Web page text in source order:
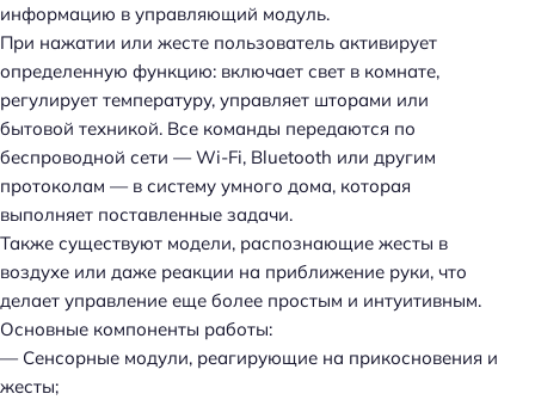
информацию в управляющий модуль.
При нажатии или жесте пользователь активирует
определенную функцию: включает свет в комнате,
регулирует температуру, управляет шторами или
бытовой техникой. Все команды передаются по
беспроводной сети — Wi-Fi, Bluetooth или другим
протоколам — в систему умного дома, которая
выполняет поставленные задачи.
Также существуют модели, распознающие жесты в
воздухе или даже реакции на приближение руки, что
делает управление еще более простым и интуитивным.
Основные компоненты работы:
— Сенсорные модули, реагирующие на прикосновения и
жесты;